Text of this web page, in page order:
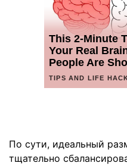
По сути, идеальный
тщательно